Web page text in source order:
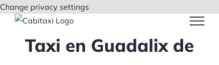
Change privacy settings
Taxi en Guadalix de